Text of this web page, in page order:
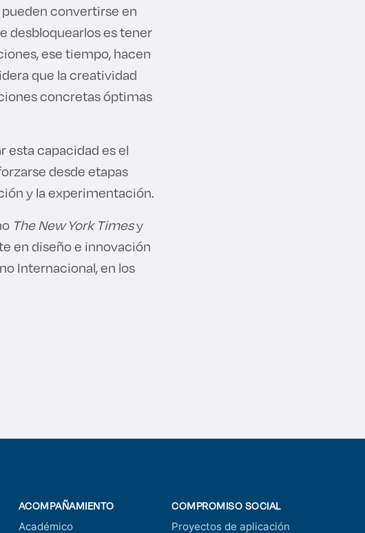
convertirse en
desbloquearlos es tener
ese tiempo, hacen
que la creatividad
concretas óptimas
esta capacidad es el
desde etapas
y la experimentación.
The New York Timesy
en diseño e innovación
Internacional, en los
ACOMPAÑAMIENTO
Académico
COMPROMISO SOCIAL
Proyectos de aplicación